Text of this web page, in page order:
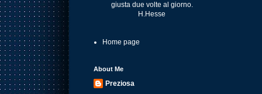
giusta due volte al giorno.
H.Hesse
Home page
About Me
Preziosa